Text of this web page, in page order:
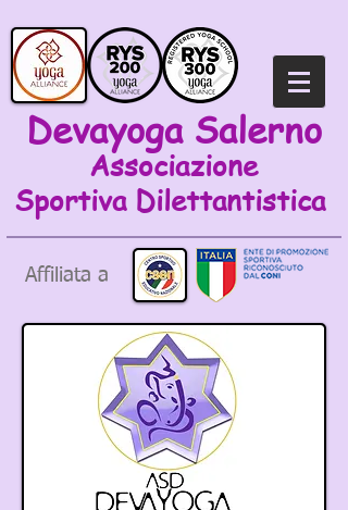
Devayoga Salerno
Associazione
Sportiva Dilettantistica
Affiliata a